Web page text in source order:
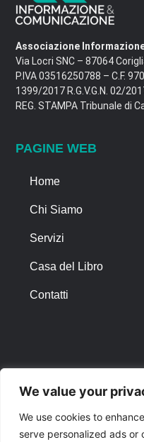
We value your
We use cookies to
serve personalized ads
Associazione
Via Locri SNC – 87064
P.IVA 03516250788 – C.F.
1399/2017 R.G.V.G.N. 02/
REG. STAMPA Tribunale di
PAGINE WEB
Home
Chi Siamo
Servizi
Casa del Libro
Contatti
ALTRO
Note Legali